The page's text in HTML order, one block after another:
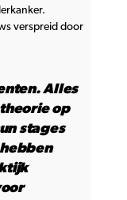
verspreid door
Alles
op
stages